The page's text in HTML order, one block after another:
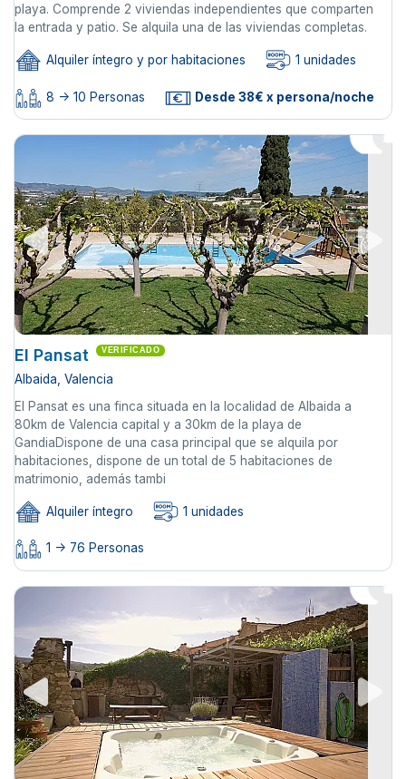
playa. Comprende 2 viviendas independientes que comparten
la entrada y patio. Se alquila una de las viviendas completas.
Alquiler íntegro y por habitaciones 1 unidades
8 -> 10 Personas Desde 38€ x persona/noche
El Pansat VERIFICADO
Albaida, Valencia
El Pansat es una finca situada en la localidad de Albaida a
80km de Valencia capital y a 30km de la playa de
GandiaDispone de una casa principal que se alquila por
habitaciones, dispone de un total de 5 habitaciones de
matrimonio, además tambi
Alquiler íntegro 1 unidades
1 -> 76 Personas